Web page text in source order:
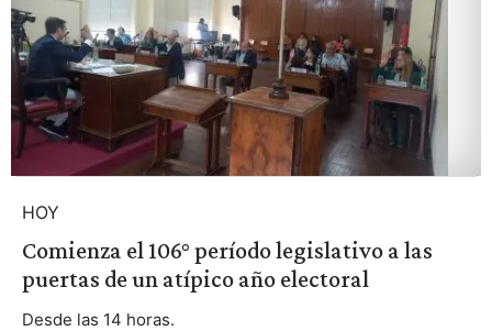
HOY
Comienza el 106° período legislativo a las
puertas de un atípico año electoral
Desde las 14 horas.